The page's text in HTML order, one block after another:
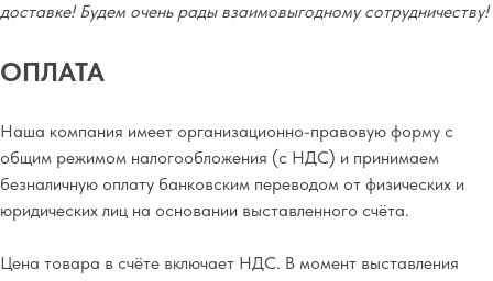
доставке! Будем очень рады взаимовыгодному сотрудничеству!
ОПЛАТА
Наша компания имеет организационно-правовую форму с
общим режимом налогообложения (с НДС) и принимаем
безналичную оплату банковским переводом от физических и
юридических лиц на основании выставленного счёта.
Цена товара в счёте включает НДС. В момент выставления